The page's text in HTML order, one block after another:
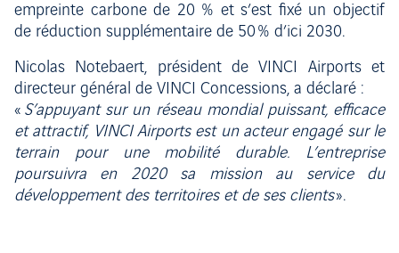
empreinte carbone de 20 % et s’est fixé un objectif
de réduction supplémentaire de 50 % d’ici 2030.
Nicolas Notebaert, président de VINCI Airports et
directeur général de VINCI Concessions, a déclaré :
« S’appuyant sur un réseau mondial puissant, efficace
et attractif, VINCI Airports est un acteur engagé sur le
terrain pour une mobilité durable. L’entreprise
poursuivra en 2020 sa mission au service du
développement des territoires et de ses clients».